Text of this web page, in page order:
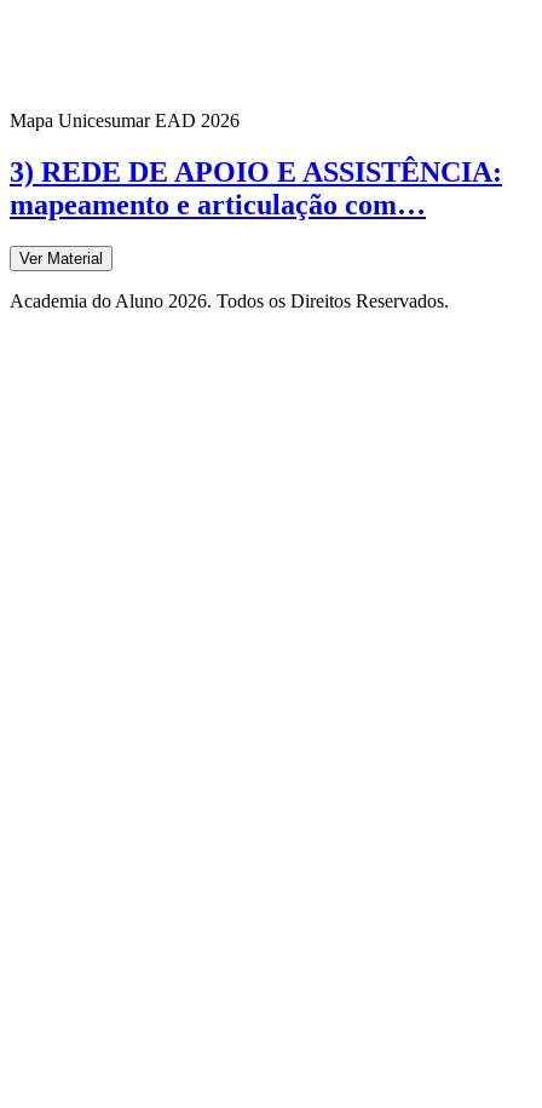
Mapa Unicesumar EAD 2026
3) REDE DE APOIO E ASSISTÊNCIA:
mapeamento e articulação com…
Ver Material
Academia do Aluno 2026. Todos os Direitos Reservados.